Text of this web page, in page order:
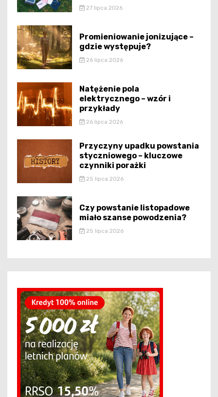
27 lipca 2026
Promieniowanie jonizujące –
gdzie występuje?
26 lipca 2026
Natężenie pola
elektrycznego – wzór i
przykłady
26 lipca 2026
Przyczyny upadku powstania
styczniowego – kluczowe
czynniki porażki
25 lipca 2026
Czy powstanie listopadowe
miało szanse powodzenia?
25 lipca 2026